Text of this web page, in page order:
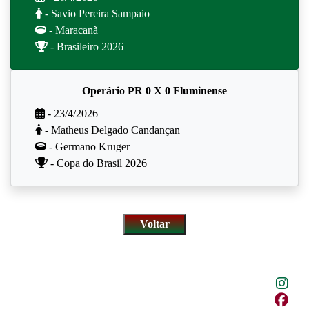
- Savio Pereira Sampaio
- Maracanã
- Brasileiro 2026
Operário PR 0 X 0 Fluminense
- 23/4/2026
- Matheus Delgado Candançan
- Germano Kruger
- Copa do Brasil 2026